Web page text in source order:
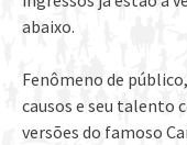
abaixo.
Fenômeno de
causos e seu
versões do famoso